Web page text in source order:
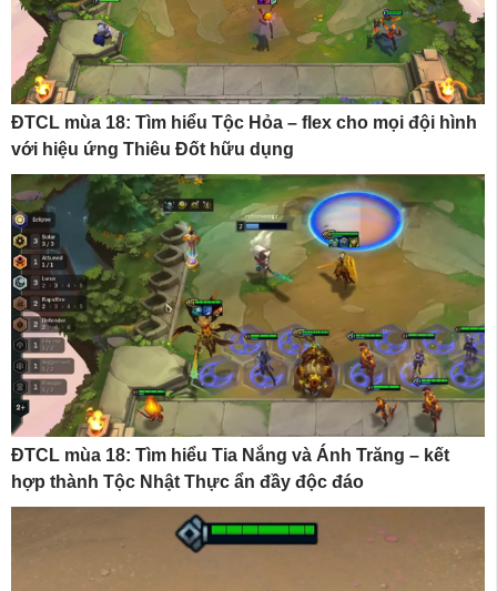
ĐTCL mùa 18: Tìm hiểu Tộc Hỏa – flex cho mọi đội hình
với hiệu ứng Thiêu Đốt hữu dụng
ĐTCL mùa 18: Tìm hiểu Tia Nắng và Ánh Trăng – kết
hợp thành Tộc Nhật Thực ẩn đầy độc đáo